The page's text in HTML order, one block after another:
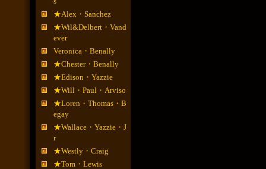
★Alex・Sanchez
★Wil&Delbert・Vand
ever
Veronica・Benally
★Chester・Benally
★Edison・Yazzie
★Will・Paul・Arviso
★Loren・Thomas・B
egay
★Wallace・Yazzie・J
r
★Westly・Craig
★Tom・Lewis